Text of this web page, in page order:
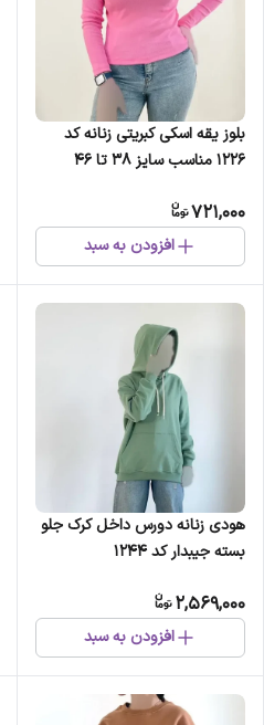
بلوز یقه اسکی کبریتی زنانه کد
1226 مناسب سایز 38 تا 46
721,000
افزودن به سبد
هودی زنانه دورس داخل کرک جلو
بسته جیبدار کد 1244
2,569,000
افزودن به سبد